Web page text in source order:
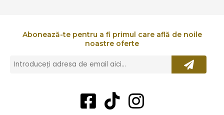
Abonează-te pentru a fi primul care află de noile
noastre oferte